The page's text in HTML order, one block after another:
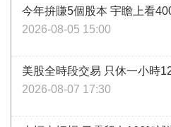
今年拚賺5個股本 宇瞻上看
2026-08-05 15:00
美股全時段交易 只休一小時
2026-08-07 17:30